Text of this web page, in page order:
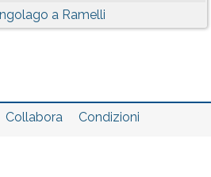
a Ramelli
Collabora
Condizioni